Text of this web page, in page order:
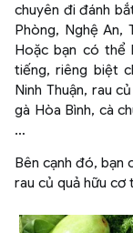
chuyên đi đánh
Phòng, Nghệ An,
Hoặc bạn có thể
tiếng, riêng biệt
Ninh Thuận, rau
gà Hòa Bình, cà
…
Bên cạnh đó, bạn
rau củ quả hữu